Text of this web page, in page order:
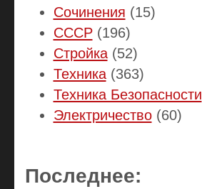
Сочинения (15)
СССР(196)
Стройка(52)
Техника(363)
Техника Безопасности
Электричество(60)
Последнее: